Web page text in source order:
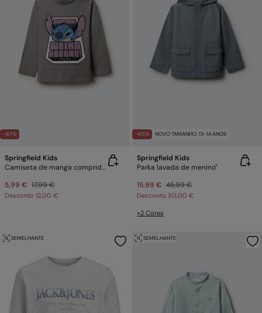
-67%
Springfield Kids
Camiseta de manga comprida Lilo & Stitch para meninos
5,99 € 17,99 €
Desconto 12,00 €
-65% NOVO TAMANHO: 13-14 ANOS
Springfield Kids
Parka lavada de menino"
15,99 € 45,99 €
Desconto 30,00 €
+2 Cores
SEMELHANTE SEMELHANTE